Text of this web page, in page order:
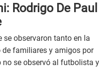
Rodrigo De Paul
se observaron tanto en la
de familiares y amigos por
no se observó al futbolista y